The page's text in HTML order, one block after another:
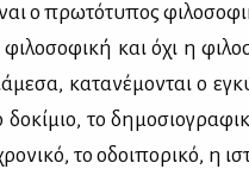
ο πρω­τό­τυ­πος
και όχι η
κα­τα­νέ­μο­νται ο
δο­κί­μιο, το
το οδοι­πο­ρι­κό, η